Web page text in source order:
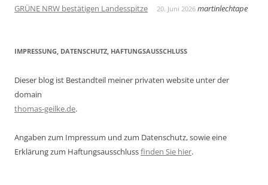
GRÜNE NRW bestätigen Landesspitze
20. Juni 2026 martinlechtape
IMPRESSUNG, DATENSCHUTZ, HAFTUNGSAUSSCHLUSS
Dieser blog ist Bestandteil meiner privaten website unter der
domain
thomas-geilke.de.
Angaben zum Impressum und zum Datenschutz, sowie eine
Erklärung zum Haftungsausschlussfinden Sie hier.